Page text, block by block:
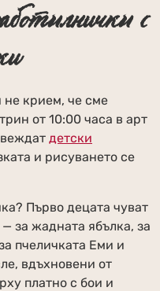
с
не крием, че сме
от 10:00 часа в арт
детски
и рисуването се
Първо децата чуват
за жадната ябълка, за
пчеличката Еми и
вдъхновени от
платно с бои и